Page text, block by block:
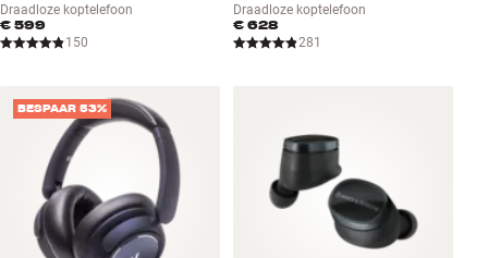
Klantenservice
Inloggen
Draadloze koptelefoon
€ 599
150
Draadloze koptelefoon
€ 628
281
BESPAAR 53%